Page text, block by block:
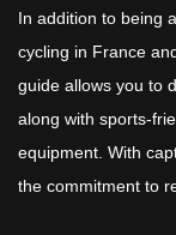
In addition to being
cycling in France
guide allows you to
along with sports-
equipment. With
the commitment to